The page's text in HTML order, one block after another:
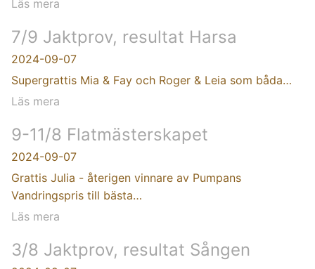
Läs mera
7/9 Jaktprov, resultat Harsa
2024-09-07
Supergrattis Mia & Fay och Roger & Leia som båda…
Läs mera
9-11/8 Flatmästerskapet
2024-09-07
Grattis Julia - återigen vinnare av Pumpans
Vandringspris till bästa…
Läs mera
3/8 Jaktprov, resultat Sången